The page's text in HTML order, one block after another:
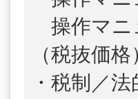
操作マニ
（税抜価
・税制／